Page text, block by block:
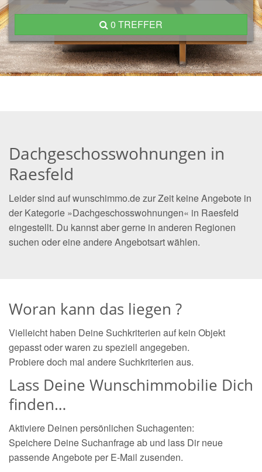
0 TREFFER
Dachgeschosswohnungen in
Raesfeld
Leider sind auf wunschimmo.de zur Zeit keine Angebote in
der Kategorie »Dachgeschosswohnungen« in Raesfeld
eingestellt. Du kannst aber gerne in anderen Regionen
suchen oder eine andere Angebotsart wählen.
Woran kann das liegen ?
Vielleicht haben Deine Suchkriterien auf kein Objekt
gepasst oder waren zu speziell angegeben.
Probiere doch mal andere Suchkriterien aus.
Lass Deine Wunschimmobilie Dich
finden…
Aktiviere Deinen persönlichen Suchagenten:
Speichere Deine Suchanfrage ab und lass Dir neue
passende Angebote per E-Mail zusenden.